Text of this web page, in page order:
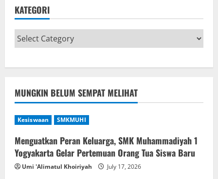
KATEGORI
MUNGKIN BELUM SEMPAT MELIHAT
Kesiswaan SMKMUHI
Menguatkan Peran Keluarga, SMK Muhammadiyah 1
Yogyakarta Gelar Pertemuan Orang Tua Siswa Baru
Umi 'Alimatul Khoiriyah July 17, 2026